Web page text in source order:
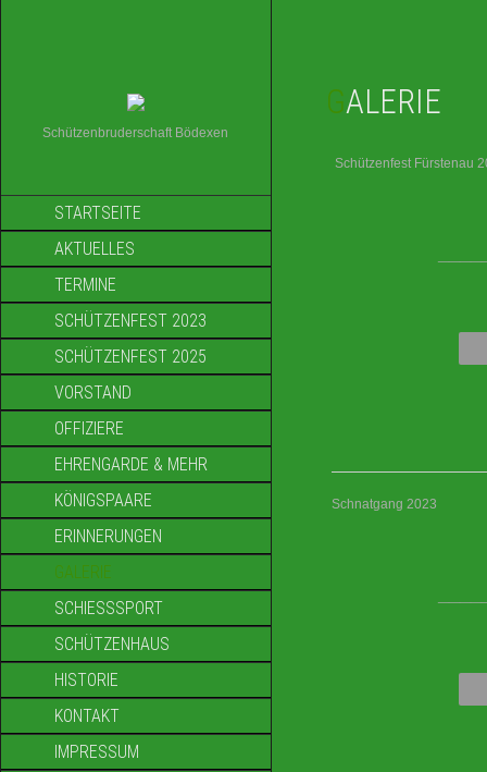
Schützenbruderschaft Bödexen
STARTSEITE
AKTUELLES
TERMINE
SCHÜTZENFEST 2023
SCHÜTZENFEST 2025
VORSTAND
OFFIZIERE
EHRENGARDE & MEHR
KÖNIGSPAARE
ERINNERUNGEN
GALERIE
SCHIESSSPORT
SCHÜTZENHAUS
HISTORIE
KONTAKT
IMPRESSUM
GALERIE
Schützenfest Fürstenau
Schnatgang 2023